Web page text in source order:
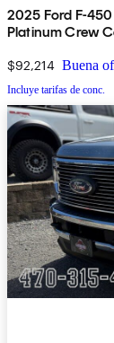
2025 Ford F-
Platinum Crew
$92,214 Buena
Incluye tarifas de conc.